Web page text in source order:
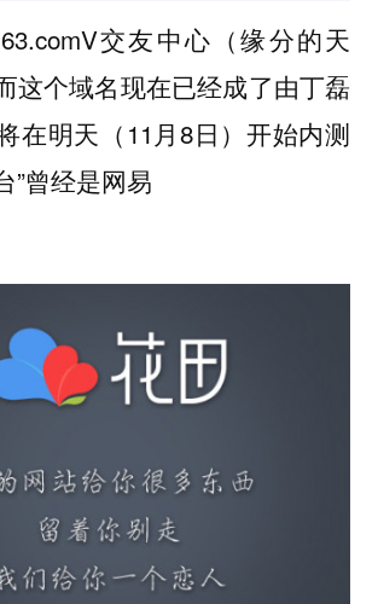
交友中心（缘分的天
这个域名现在已经成了由丁磊
在明天（11月8日）开始内测
”曾经是网易